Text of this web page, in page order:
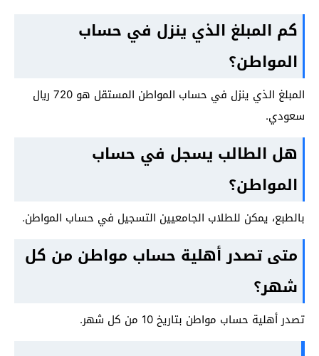
كم المبلغ الذي ينزل في حساب
المواطن؟
المبلغ الذي ينزل في حساب المواطن المستقل هو 720 ريال
سعودي.
هل الطالب يسجل في حساب
المواطن؟
بالطبع، يمكن للطلاب الجامعيين التسجيل في حساب المواطن.
متى تصدر أهلية حساب مواطن من كل
شهر؟
تصدر أهلية حساب مواطن بتاريخ 10 من كل شهر.